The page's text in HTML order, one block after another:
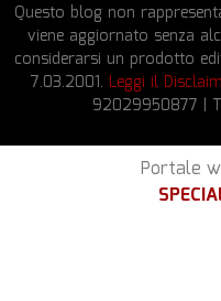
Questo blog non
viene aggiornato senza
considerarsi un prodotto
7.03.2001. Leggi il
92029950877 |
Portale